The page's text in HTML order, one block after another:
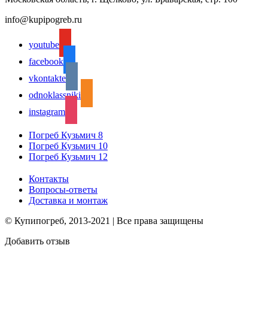
info@kupipogreb.ru
youtube
facebook
vkontakte
odnoklassniki
instagram
Погреб Кузьмич 8
Погреб Кузьмич 10
Погреб Кузьмич 12
Контакты
Вопросы-ответы
Доставка и монтаж
© Купипогреб, 2013-2021 | Все права защищены
Добавить отзыв